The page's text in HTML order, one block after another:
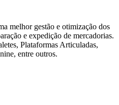
melhor gestão e otimização dos
e expedição de mercadorias.
Plataformas Articuladas,
entre outros.